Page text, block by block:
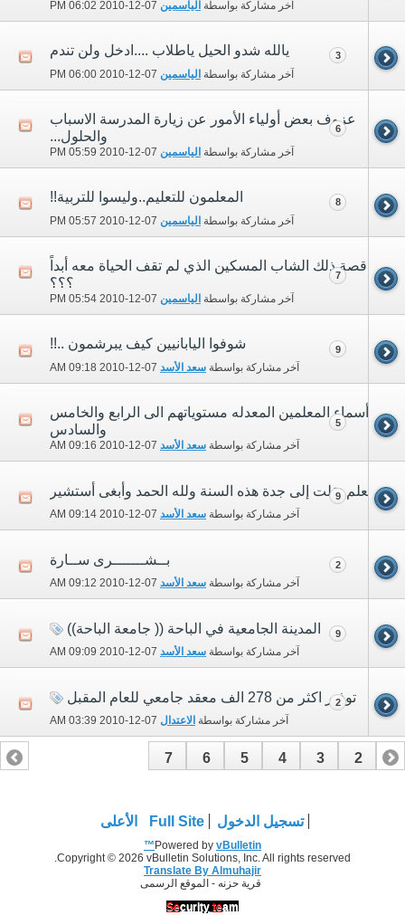
آخر مشاركة بواسطة الياسمين 07-12-2010
06:02 PM
يالله شدو الحيل ياطلاب ....ادخل ولن تندم
آخر مشاركة بواسطة الياسمين 07-12-2010
06:00 PM
3
عزوف بعض أولياء الأمور عن زيارة المدرسة الاسباب
والحلول...
آخر مشاركة بواسطة الياسمين 07-12-2010
05:59 PM
6
المعلمون للتعليم..وليسوا للتربية!!
آخر مشاركة بواسطة الياسمين 07-12-2010
05:57 PM
8
قصة ذلك الشاب المسكين الذي لم تقف الحياة معه أبداً
؟؟؟
آخر مشاركة بواسطة الياسمين 07-12-2010
05:54 PM
7
شوفوا اليابانيين كيف يبرشمون ..!!
آخر مشاركة بواسطة سعد الأسد 07-12-2010
09:18 AM
9
أسماء المعلمين المعدله مستوياتهم الى الرابع والخامس
والسادس
آخر مشاركة بواسطة سعد الأسد 07-12-2010
09:16 AM
5
أنا معلم نقلت إلى جدة هذه السنة ولله الحمد وأبغى أستشير
آخر مشاركة بواسطة سعد الأسد 07-12-2010
09:14 AM
9
بــشـــــــرى ســارة
آخر مشاركة بواسطة سعد الأسد 07-12-2010
09:12 AM
2
المدينة الجامعية في الباحة (( جامعة الباحة))
آخر مشاركة بواسطة سعد الأسد 07-12-2010
09:09 AM
9
توفير اكثر من 278 الف معقد جامعي للعام المقبل
آخر مشاركة بواسطة الاعتدال 07-12-2010
03:39 AM
2
1
2
3
4
5
6
7
تسجيل الدخول Full Site الأعلى
Powered by vBulletin™
Copyright © 2026 vBulletin Solutions, Inc. All rights reserved.
Translate By Almuhajir
قرية حزنه - الموقع الرسمى
Security team